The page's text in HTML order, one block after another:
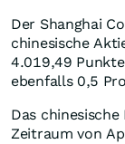
Der Shanghai
chinesische
4.019,49
ebenfalls 0,5
Das
Zeitraum von